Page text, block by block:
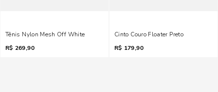
Tênis Nylon Mesh Off White
R$ 269,90
Cinto Couro Floater Preto
R$ 179,90